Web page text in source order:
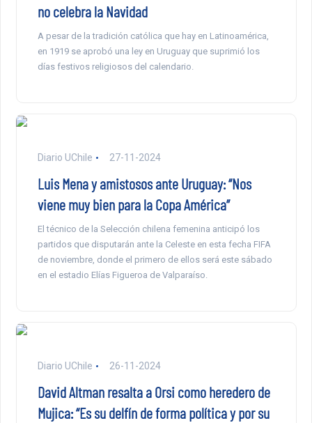
no celebra la Navidad
A pesar de la tradición católica que hay en Latinoamérica,
en 1919 se aprobó una ley en Uruguay que suprimió los
días festivos religiosos del calendario.
Diario UChile 27-11-2024
Luis Mena y amistosos ante Uruguay: “Nos
viene muy bien para la Copa América”
El técnico de la Selección chilena femenina anticipó los
partidos que disputarán ante la Celeste en esta fecha FIFA
de noviembre, donde el primero de ellos será este sábado
en el estadio Elías Figueroa de Valparaíso.
Diario UChile 26-11-2024
David Altman resalta a Orsi como heredero de
Mujica: “Es su delfín de forma política y por su